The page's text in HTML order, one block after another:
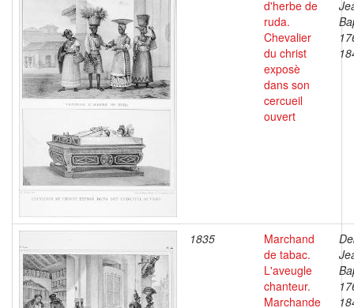
d'herbe de
ruda.
Chevalier
du christ
exposè
dans son
cercueil
ouvert
1835
Marchand
de tabac.
L'aveugle
chanteur.
Marchande